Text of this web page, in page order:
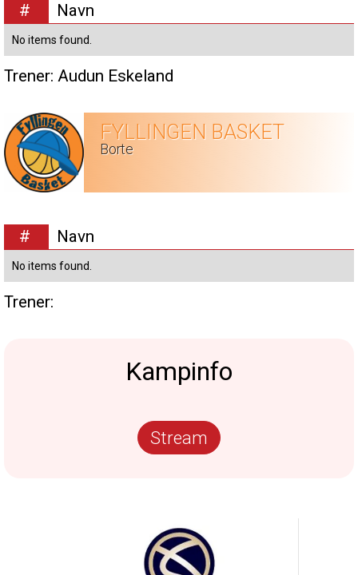
# Navn
No items found.
Trener: Audun Eskeland
FYLLINGEN BASKET
Borte
# Navn
No items found.
Trener:
Kampinfo
Stream